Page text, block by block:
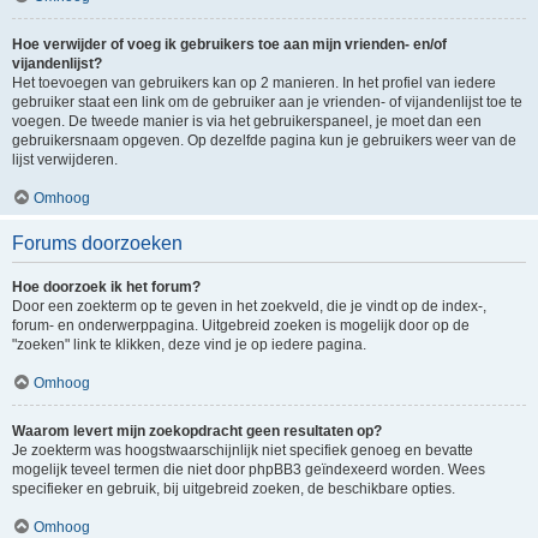
Hoe verwijder of voeg ik gebruikers toe aan mijn vrienden- en/of
vijandenlijst?
Het toevoegen van gebruikers kan op 2 manieren. In het profiel van iedere
gebruiker staat een link om de gebruiker aan je vrienden- of vijandenlijst toe te
voegen. De tweede manier is via het gebruikerspaneel, je moet dan een
gebruikersnaam opgeven. Op dezelfde pagina kun je gebruikers weer van de
lijst verwijderen.
Omhoog
Forums doorzoeken
Hoe doorzoek ik het forum?
Door een zoekterm op te geven in het zoekveld, die je vindt op de index-,
forum- en onderwerppagina. Uitgebreid zoeken is mogelijk door op de
"zoeken" link te klikken, deze vind je op iedere pagina.
Omhoog
Waarom levert mijn zoekopdracht geen resultaten op?
Je zoekterm was hoogstwaarschijnlijk niet specifiek genoeg en bevatte
mogelijk teveel termen die niet door phpBB3 geïndexeerd worden. Wees
specifieker en gebruik, bij uitgebreid zoeken, de beschikbare opties.
Omhoog